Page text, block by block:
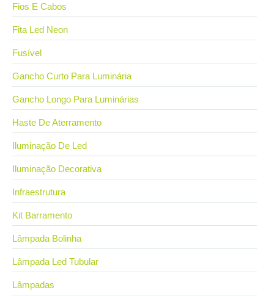
Fios E Cabos
Fita Led Neon
Fusível
Gancho Curto Para Luminária
Gancho Longo Para Luminárias
Haste De Aterramento
Iluminação De Led
Iluminação Decorativa
Infraestrutura
Kit Barramento
Lâmpada Bolinha
Lâmpada Led Tubular
Lâmpadas